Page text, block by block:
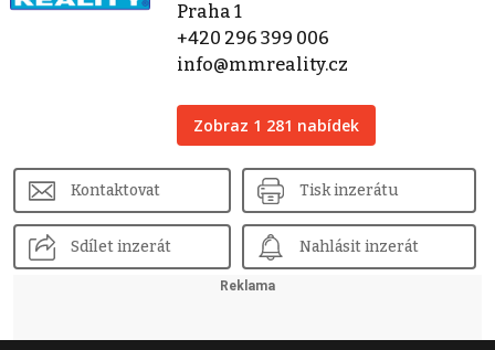
Praha 1
+420 296 399 006
info@mmreality.cz
Zobraz 1 281 nabídek
Kontaktovat Tisk inzerátu
Sdílet inzerát Nahlásit inzerát